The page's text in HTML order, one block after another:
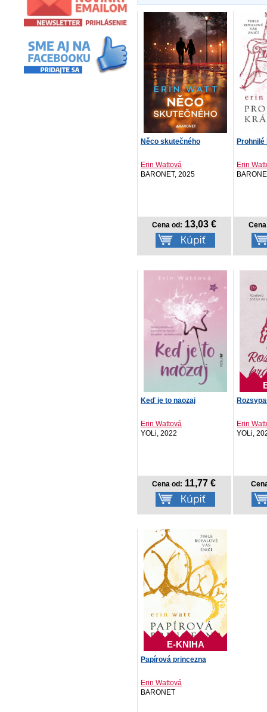
Něco skutečného
Erin Wattová
BARONET, 2025
Cena od: 13,03 €
Erin
Keď je to naozaj
Erin Wattová
YOLi, 2022
Cena od: 11,77 €
Erin
YOLi,
E-KNIHA
Papírová princezna
Erin Wattová
BARONET